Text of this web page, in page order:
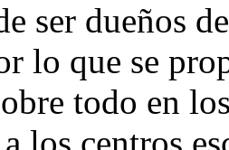
ser dueños
lo que se
todo en